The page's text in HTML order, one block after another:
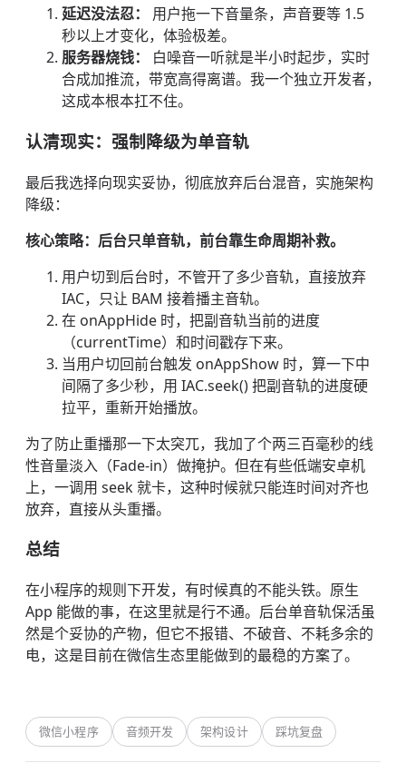
延迟没法忍：
用户拖一下音量条，声音要等 1.5
秒以上才变化，体验极差。
服务器烧钱：
白噪音一听就是半小时起步，实时
合成加推流，带宽高得离谱。我一个独立开发者，
这成本根本扛不住。
认清现实：强制降级为单音轨
最后我选择向现实妥协，彻底放弃后台混音，实施架构
降级：
核心策略：后台只单音轨，前台靠生命周期补救。
用户切到后台时，不管开了多少音轨，直接放弃
IAC，只让 BAM 接着播主音轨。
在 onAppHide 时，把副音轨当前的进度
（currentTime）和时间戳存下来。
当用户切回前台触发 onAppShow 时，算一下中
间隔了多少秒，用 IAC.seek() 把副音轨的进度硬
拉平，重新开始播放。
为了防止重播那一下太突兀，我加了个两三百毫秒的线
性音量淡入（Fade-in）做掩护。但在有些低端安卓机
上，一调用 seek 就卡，这种时候就只能连时间对齐也
放弃，直接从头重播。
总结
在小程序的规则下开发，有时候真的不能头铁。原生
App 能做的事，在这里就是行不通。后台单音轨保活虽
然是个妥协的产物，但它不报错、不破音、不耗多余的
电，这是目前在微信生态里能做到的最稳的方案了。
微信小程序 音频开发 架构设计 踩坑复盘